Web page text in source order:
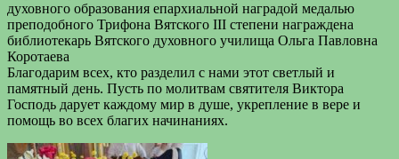
духовного образования епархиальной наградой медалью
преподобного Трифона Вятского III степени награждена
библиотекарь Вятского духовного училища Ольга Павловна
Коротаева
Благодарим всех, кто разделил с нами этот светлый и
памятный день. Пусть по молитвам святителя Виктора
Господь дарует каждому мир в душе, укрепление в вере и
помощь во всех благих начинаниях.